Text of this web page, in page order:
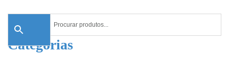
Categorias